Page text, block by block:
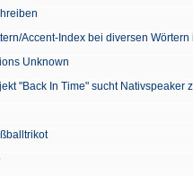
Accent-Index bei diversen
Unknown
"Back In Time" sucht Nativspeaker